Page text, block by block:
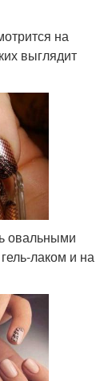
на
выглядит
овальными
лаком и на